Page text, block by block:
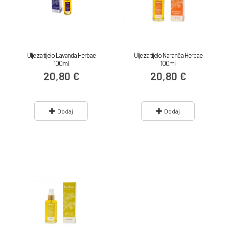
Ulje za tijelo Lavanda Herbae
100ml
20,80 €
Dodaj
Ulje za tijelo Naranča Herbae
100ml
20,80 €
Dodaj